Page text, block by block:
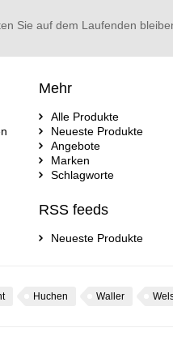
Sie auf dem Laufenden
Mehr
Alle Produkte
Neueste Produkte
Angebote
Marken
Schlagworte
RSS feeds
Neueste Produkte
Huchen Waller